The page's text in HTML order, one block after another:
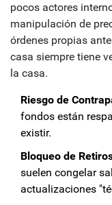
pocos actores
manipulación de
órdenes propias
casa siempre tiene
la casa.
Riesgo de
fondos están
existir.
Bloqueo de
suelen congelar
actualizaciones